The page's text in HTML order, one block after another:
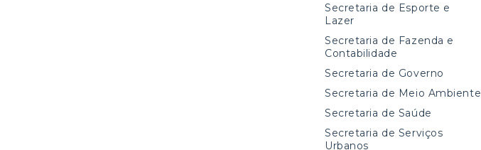
Secretaria de Esporte e
Lazer
Secretaria de Fazenda e
Contabilidade
Secretaria de Governo
Secretaria de Meio Ambiente
Secretaria de Saúde
Secretaria de Serviços
Urbanos